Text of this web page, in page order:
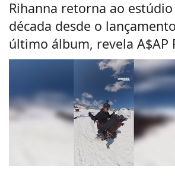
Rihanna retorna ao
década desde o
último álbum, revela A$AP